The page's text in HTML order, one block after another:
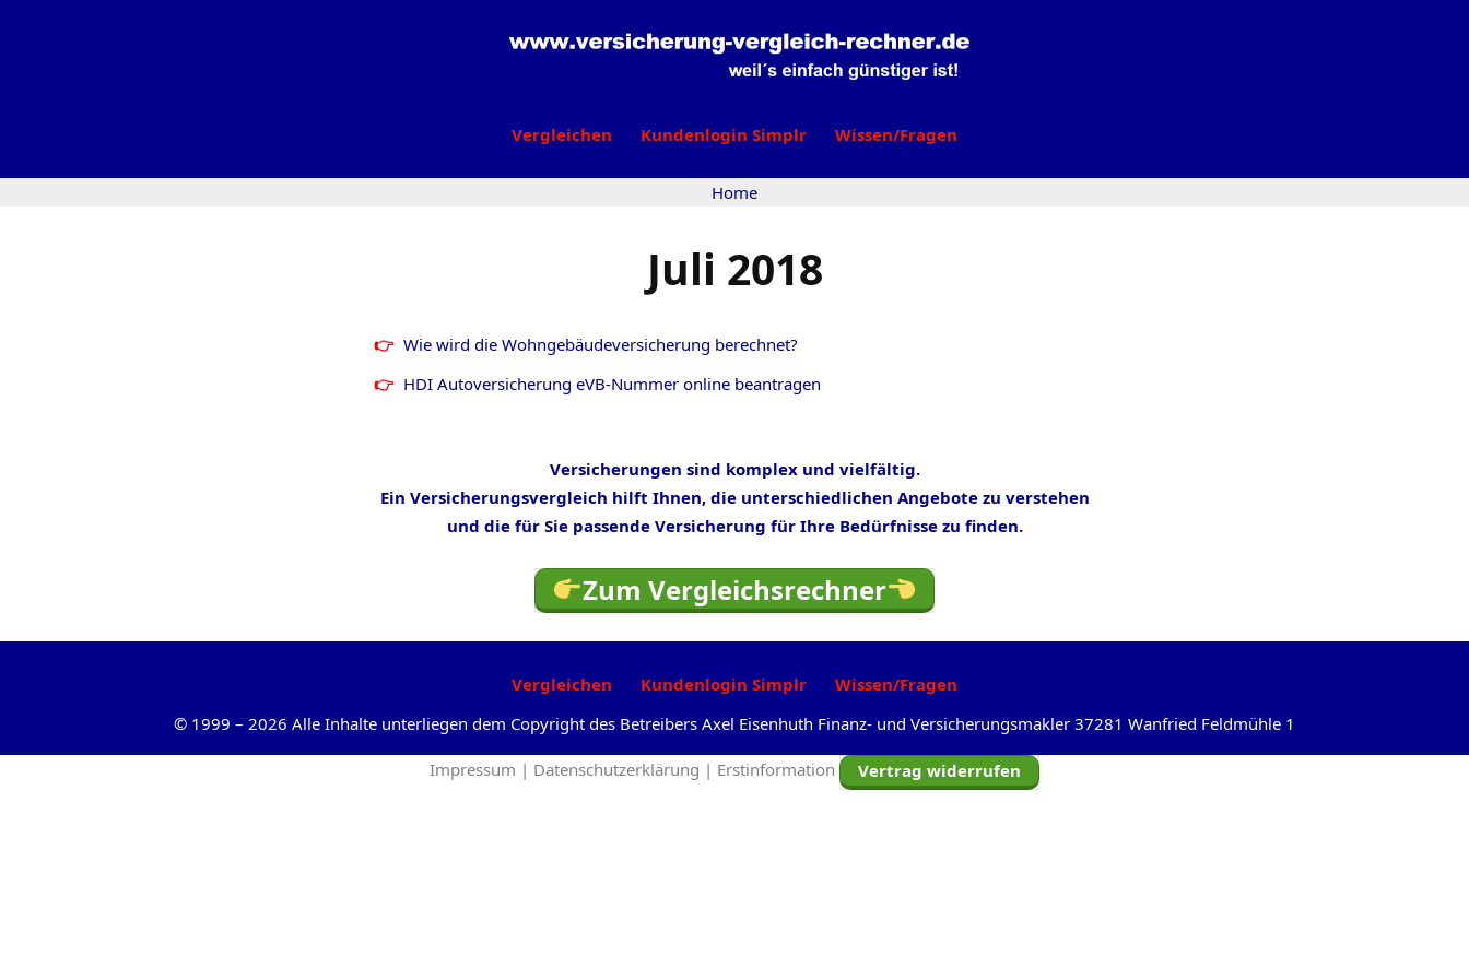
Vergleichen Kundenlogin Simplr Wissen/Fragen
Home
Juli 2018
Wie wird die Wohngebäudeversicherung berechnet?
HDI Autoversicherung eVB-Nummer online beantragen
Versicherungen sind komplex und vielfältig.
Ein Versicherungsvergleich hilft Ihnen, die unterschiedlichen Angebote zu verstehen
und die für Sie passende Versicherung für Ihre Bedürfnisse zu finden.
Zum Vergleichsrechner
Vergleichen Kundenlogin Simplr
Wissen/Fragen
© 1999 – 2026 Alle Inhalte unterliegen dem Copyright des Betreibers Axel Eisenhuth Finanz- und Versicherungsmakler 37281 Wanfried Feldmühle 1
Impressum | Datenschutzerklärung | Erstinformation Vertrag widerrufen